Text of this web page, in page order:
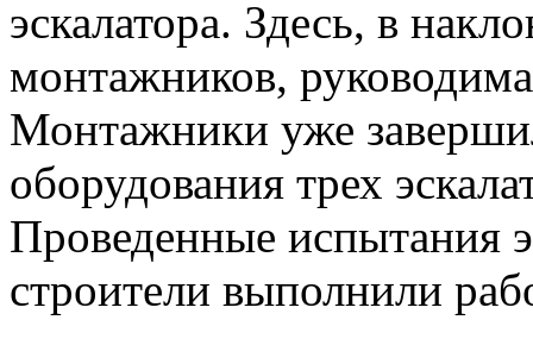
эскалатора. Здесь, в
монтажников,
Монтажники уже
оборудования трех
Проведенные испытания
строители выполнили